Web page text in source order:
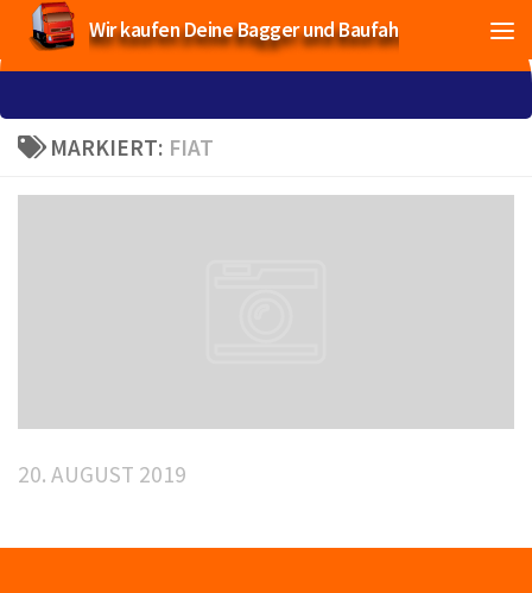
Wir kaufen Deine Bagger und Baufahrzeuge!
MARKIERT: FIAT
20. AUGUST 2019